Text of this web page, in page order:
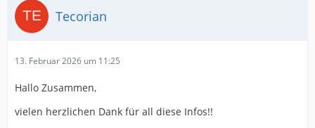
Tecorian
13. Februar 2026 um 11:25
Hallo Zusammen,
vielen herzlichen Dank für all diese Infos!!